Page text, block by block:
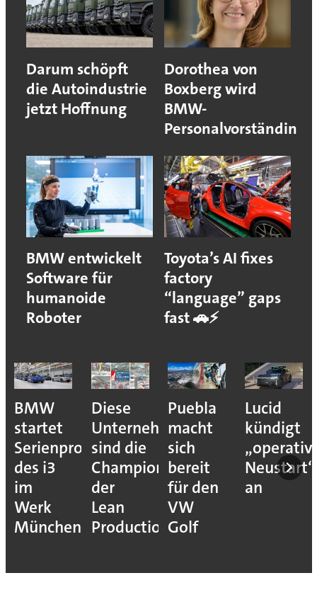
Darum schöpft
die Autoindustrie
jetzt Hoffnung
Dorothea von
Boxberg wird
BMW-
Personalvorständin
BMW entwickelt
Software für
humanoide
Roboter
Toyota’s AI fixes
factory
“language” gaps
fast 🚗⚡
BMW
startet
Serienproduktion
des i3
im
Werk
München
Diese
Unternehmen
sind die
Champions
der
Lean
Production
Puebla
macht
sich
bereit
für den
VW
Golf
Lucid
kündigt
Neustart“
an